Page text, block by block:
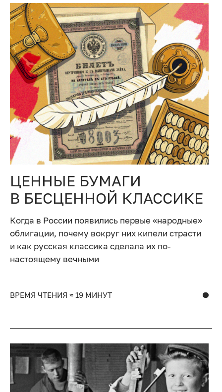
ЦЕННЫЕ БУМАГИ
В БЕСЦЕННОЙ КЛАССИКЕ
Когда в России появились первые «народные»
облигации, почему вокруг них кипели страсти
и как русская классика сделала их по-
настоящему вечными
ВРЕМЯ ЧТЕНИЯ ≈ 19 МИНУТ